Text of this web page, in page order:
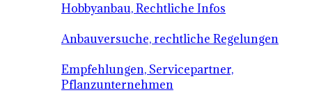
Hobbyanbau, Rechtliche Infos
Anbauversuche, rechtliche Regelungen
Empfehlungen, Servicepartner,
Pflanzunternehmen